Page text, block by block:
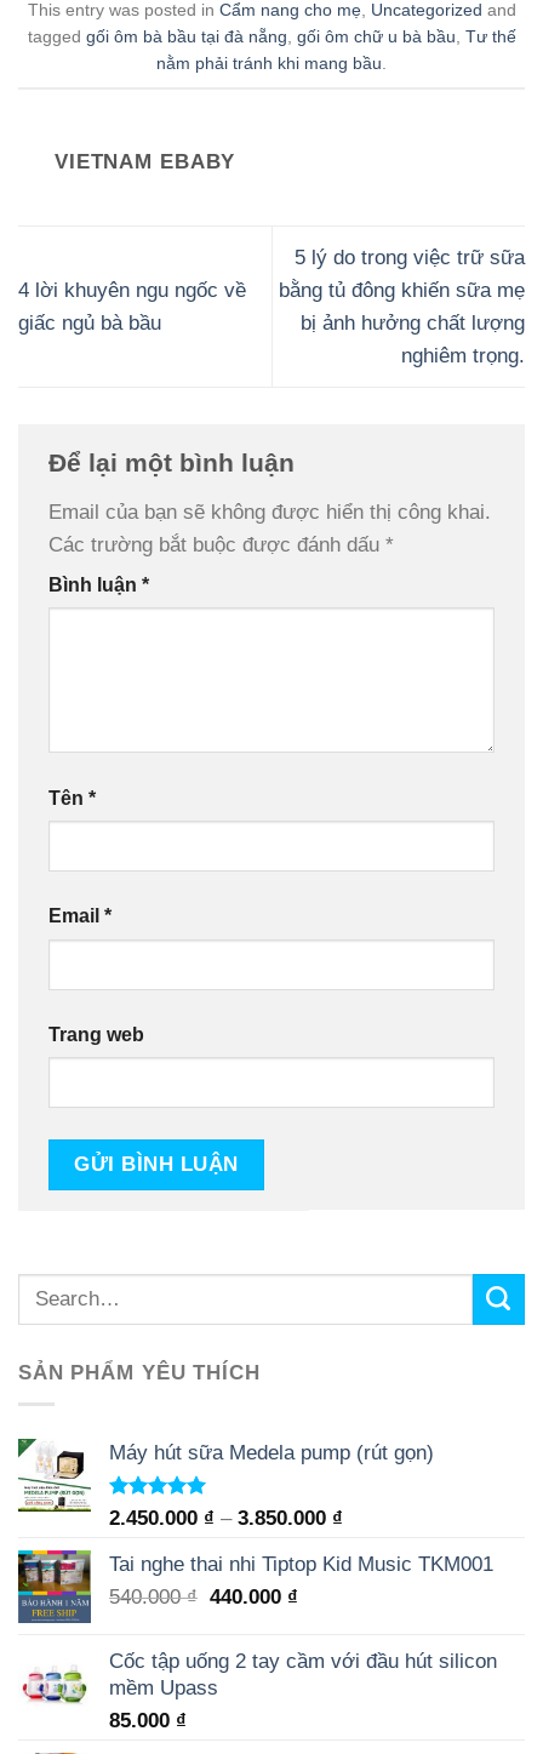
This entry was posted in Cẩm nang cho mẹ, Uncategorized and
tagged gối ôm bà bầu tại đà nẵng gối ôm chữ u bà bầu Tư thế
nằm phải tránh khi mang bầu
VIETNAM EBABY
4 lời khuyên ngu ngốc về
giấc ngủ bà bầu
5 lý do trong việc trữ sữa
bằng tủ đông khiến sữa mẹ
bị ảnh hưởng chất lượng
nghiêm trọng.
Để lại một bình luận
Email của bạn sẽ không được hiển thị công khai.
Các trường bắt buộc được đánh dấu *
Bình luận *
Tên *
Email *
Trang web
SẢN PHẨM YÊU THÍCH
Máy hút sữa Medela pump (rút gọn)
Rated 5.00
2.450.000 ₫ – 3.850.000 ₫
Tai nghe thai nhi Tiptop Kid Music TKM001
540.000₫ 440.000 ₫
Cốc tập uống 2 tay cầm với đầu hút silicon
mềm Upass
85.000 ₫